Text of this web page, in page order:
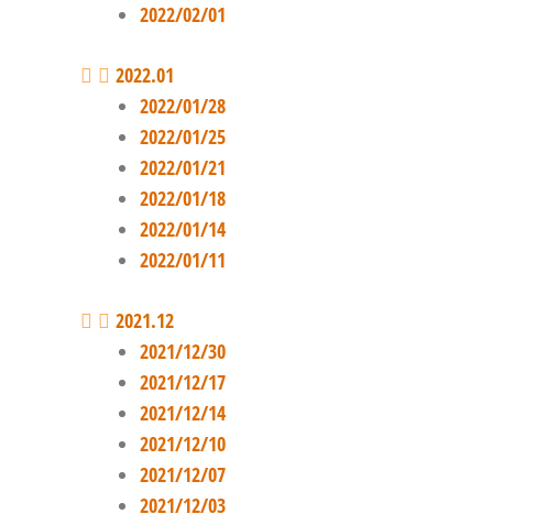
2022/02/01
2022.01
2022/01/28
2022/01/25
2022/01/21
2022/01/18
2022/01/14
2022/01/11
2021.12
2021/12/30
2021/12/17
2021/12/14
2021/12/10
2021/12/07
2021/12/03